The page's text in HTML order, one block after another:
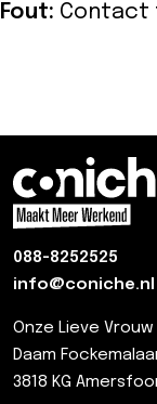
Fout: Contact
088-8252525
info@coniche.nl
Onze Lieve
Daam
3818 KG